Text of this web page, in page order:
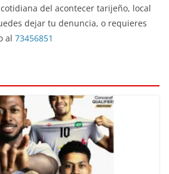
del acontecer tarijeño, local
dejar tu denuncia, o requieres
al 73456851